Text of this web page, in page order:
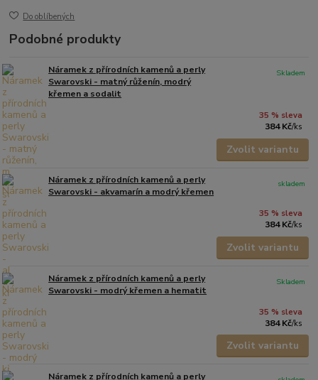
Do oblíbených
Podobné produkty
Náramek z přírodních kamenů a perly
Swarovski - matný růženín, modrý
křemen a sodalit
35 % sleva
384 Kč/ks
Skladem
Zvolit variantu
Náramek z přírodních kamenů a perly
Swarovski - akvamarín a modrý křemen
35 % sleva
384 Kč/ks
skladem
Zvolit variantu
Náramek z přírodních kamenů a perly
Swarovski - modrý křemen a hematit
35 % sleva
384 Kč/ks
Skladem
Zvolit variantu
Náramek z přírodních kamenů a perly